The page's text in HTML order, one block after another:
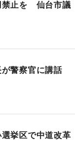
禁止を 仙台市議
が警察官に講話
挙区で中道改革